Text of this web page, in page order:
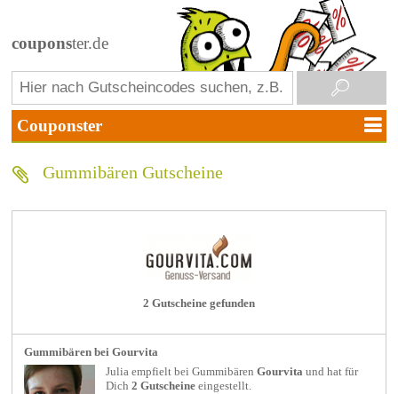
couponster.de
Gummibären Gutscheine
2 Gutscheine gefunden
Gummibären bei Gourvita
Julia empfielt beiGummibären Gourvita und hat für
Dich2 Gutscheine eingestellt.